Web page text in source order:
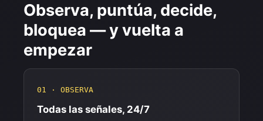
Observa, puntúa, decide,
bloquea — y vuelta a
empezar
01 · OBSERVA
Todas las señales, 24/7